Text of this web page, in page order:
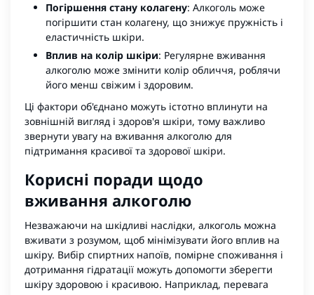
Погіршення стану колагену: Алкоголь може
погіршити стан колагену, що знижує пружність і
еластичність шкіри.
Вплив на колір шкіри: Регулярне вживання
алкоголю може змінити колір обличчя, роблячи
його менш свіжим і здоровим.
Ці фактори об'єднано можуть істотно вплинути на
зовнішній вигляд і здоров'я шкіри, тому важливо
звернути увагу на вживання алкоголю для
підтримання красивої та здорової шкіри.
Корисні поради щодо
вживання алкоголю
Незважаючи на шкідливі наслідки, алкоголь можна
вживати з розумом, щоб мінімізувати його вплив на
шкіру. Вибір спиртних напоїв, помірне споживання і
дотримання гідратації можуть допомогти зберегти
шкіру здоровою і красивою. Наприклад, перевага